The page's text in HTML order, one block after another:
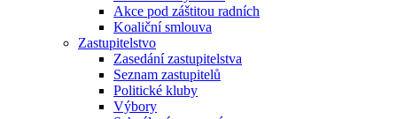
Akce pod záštitou radních
Koaliční smlouva
Zastupitelstvo
Zasedání zastupitelstva
Seznam zastupitelů
Politické kluby
Výbory